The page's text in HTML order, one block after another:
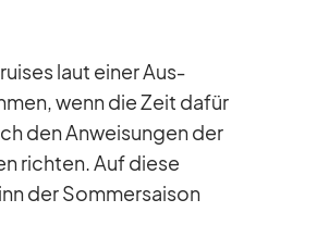
laut ei­ner Aus­
wenn die Zeit da­für
den An­wei­sun­gen der
rich­ten. Auf diese
der Som­mer­sai­son